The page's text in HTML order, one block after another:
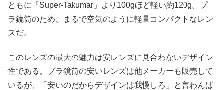
ともに「Super-Takumar」より100gほど軽い約120g。プ
ラ鏡筒のため、まるで空気のように軽量コンパクトなレン
ズだ。
このレンズの最大の魅力は安レンズに見合わないデザイン
性である。プラ鏡筒の安いレンズは他メーカーも販売して
いるが、「安いのだからデザインは我慢しろ」と言わんば